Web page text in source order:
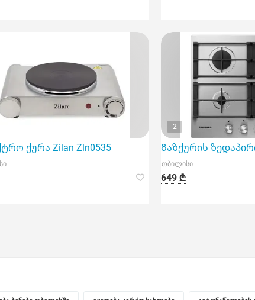
ქურა Zilan Zln0535
2
Გაზქურის
თბილისი
649 ₾